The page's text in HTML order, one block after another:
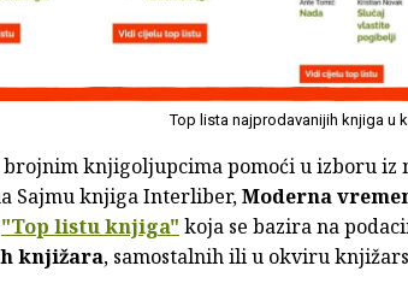
Top lista najprodavanijih knjiga u
brojnim knjigoljupcima pomoći u izboru iz
Sajmu knjiga Interliber,Moderna
"Top listu knjiga" koja se bazira na
knjižara, samostalnih ili u okviru